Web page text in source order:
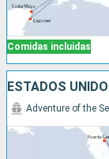
Comidas incluidas
ESTADOS
Adventure of the